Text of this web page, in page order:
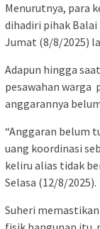
Menurutnya, para
dihadiri pihak Balai
Jumat (8/8/2025)
Adapun hingga
pesawahan warga
anggarannya
“Anggaran belum
uang koordinasi
keliru alias tidak
Selasa (12/8/2025).
Suheri